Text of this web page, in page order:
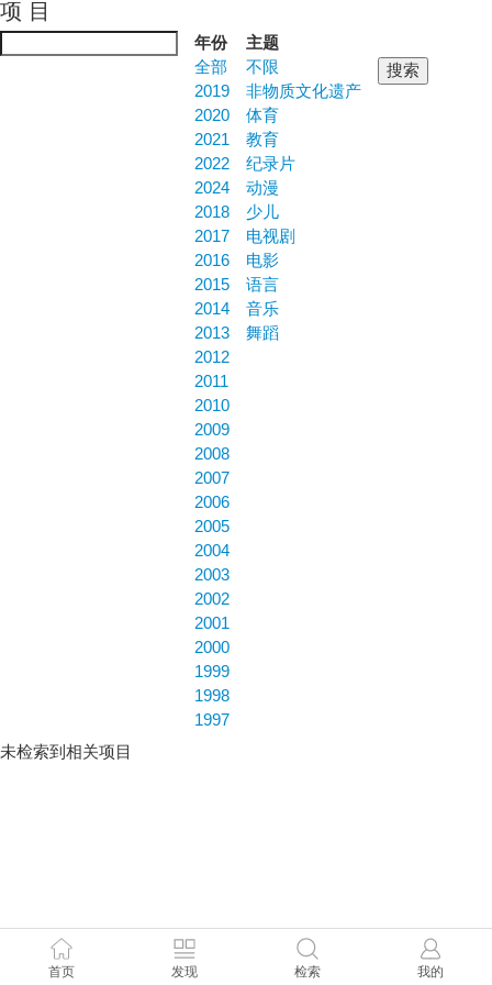
项 目
年份
全部
2019
2020
2021
2022
2024
2018
2017
2016
2015
2014
2013
2012
2011
2010
2009
2008
2007
2006
2005
2004
2003
2002
2001
2000
1999
1998
1997
主题
不限
非物质文化遗产
体育
教育
纪录片
动漫
少儿
电视剧
电影
语言
音乐
舞蹈
未检索到相关项目
首页 发现 检索 我的